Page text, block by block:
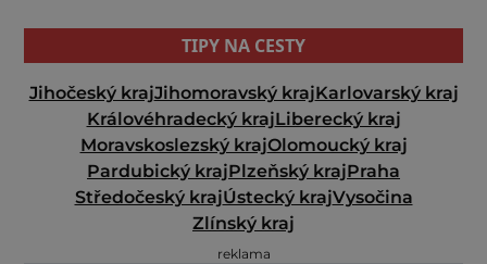
TIPY NA CESTY
Jihočeský krajJihomoravský krajKarlovarský kraj
Královéhradecký krajLiberecký kraj
Moravskoslezský krajOlomoucký kraj
Pardubický krajPlzeňský krajPraha
Středočeský krajÚstecký krajVysočina
Zlínský kraj
reklama